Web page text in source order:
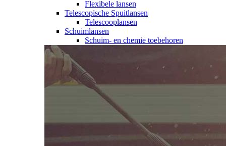
Flexibele lansen
Telescopische Spuitlansen
Telescooplansen
Schuimlansen
Schuim- en chemie toebehoren